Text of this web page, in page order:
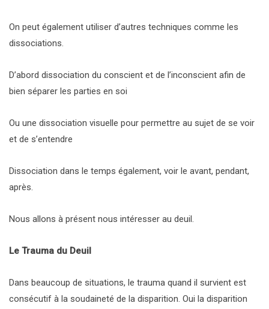
On peut également utiliser d’autres techniques comme les
dissociations.
D’abord dissociation du conscient et de l’inconscient afin de
bien séparer les parties en soi
Ou une dissociation visuelle pour permettre au sujet de se voir
et de s’entendre
Dissociation dans le temps également, voir le avant, pendant,
après.
Nous allons à présent nous intéresser au deuil.
Le Trauma du Deuil
Dans beaucoup de situations, le trauma quand il survient est
consécutif à la soudaineté de la disparition. Oui la disparition